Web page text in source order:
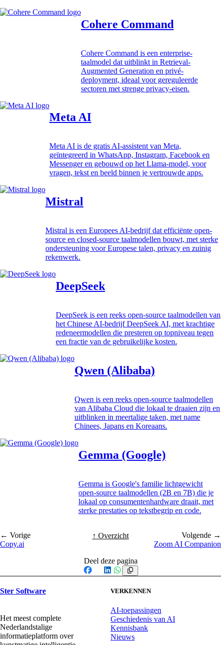
Cohere Command
Cohere Command is een enterprise-
taalmodel dat uitblinkt in Retrieval-
Augmented Generation en privé-
deployment, ideaal voor gereguleerde
sectoren met strenge privacy-eisen.
Meta AI
Meta AI is de gratis AI-assistent van Meta,
geïntegreerd in WhatsApp, Instagram, Facebook en
Messenger en gebouwd op het Llama-model, voor
vragen, tekst en beeld binnen je vertrouwde apps.
Mistral
Mistral is een Europees AI-bedrijf dat efficiënte open-
source en closed-source taalmodellen bouwt, met sterke
ondersteuning voor Europese talen, privacy en zuinig
rekenwerk.
DeepSeek
DeepSeek is een reeks open-source taalmodellen van
het Chinese AI-bedrijf DeepSeek AI, met krachtige
redeneermodellen die presteren op topniveau tegen
een fractie van de gebruikelijke kosten.
Qwen (Alibaba)
Qwen is een reeks open-source taalmodellen
van Alibaba Cloud die lokaal te draaien zijn en
uitblinken in meertalige taken, met name
Chinees, Japans en Koreaans.
Gemma (Google)
Gemma is Google's familie lichtgewicht
open-source taalmodellen (2B en 7B) die je
lokaal op consumentenhardware draait, met
sterke prestaties op tekstbegrip en code.
← Vorige
Copy.ai
↑ Overzicht
Volgende →
Zoom AI Companion
Deel deze pagina
Facebook
X LinkedIn
WhatsApp
Ster Software
Het meest complete
Nederlandstalige
informatieplatform over
VERKENNEN
AI-toepassingen
Geschiedenis van AI
Kennisbank
Nieuws